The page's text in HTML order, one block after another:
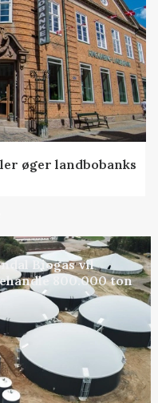
øger landbobanks
Biogas vil
800.000 ton